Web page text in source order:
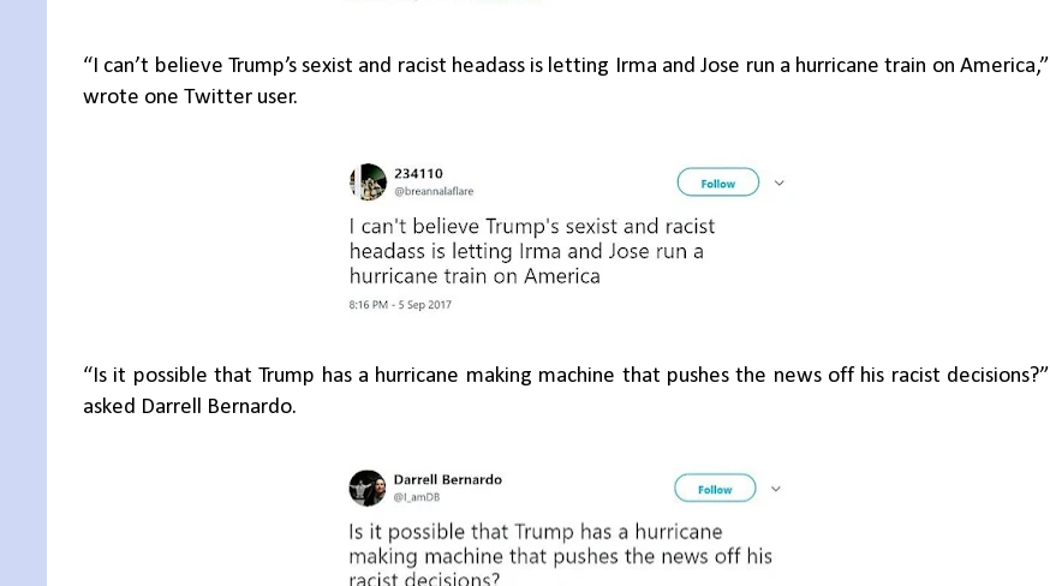
“I can’t believe Trump’s sexist and racist headass is letting Irma and Jose run a hurricane train on America,”
wrote one Twitter user.
“Is it possible that Trump has a hurricane making machine that pushes the news off his racist decisions?”
asked Darrell Bernardo.